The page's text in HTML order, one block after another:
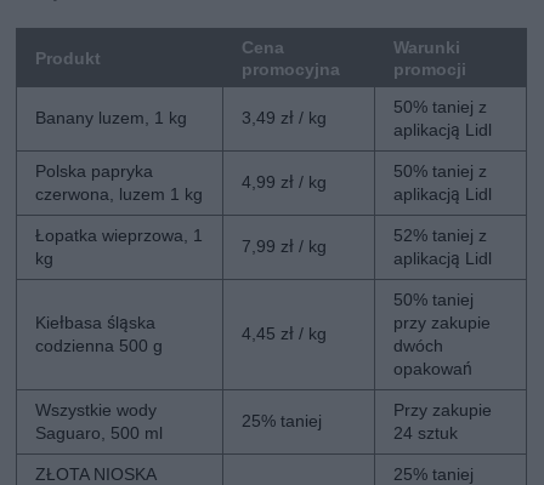
Produkt
Cena
promocyjna
Warunki
promocji
Banany luzem, 1 kg 3,49 zł / kg
50% taniej z
aplikacją Lidl
Polska papryka
czerwona, luzem 1 kg
4,99 zł / kg
50% taniej z
aplikacją Lidl
Łopatka wieprzowa, 1
kg
7,99 zł / kg
52% taniej z
aplikacją Lidl
Kiełbasa śląska
codzienna 500 g
4,45 zł / kg
50% taniej
przy zakupie
dwóch
opakowań
Wszystkie wody
Saguaro, 500 ml
25% taniej
Przy zakupie
24 sztuk
ZŁOTA NIOSKA
25% taniej